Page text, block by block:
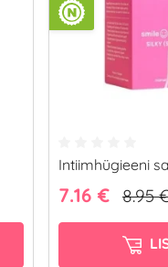
Intiimhügieeni
7.16 € 8.95